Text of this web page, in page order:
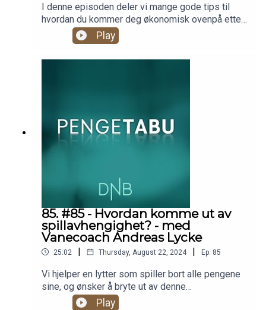
I denne episoden deler vi mange gode tips til
hvordan du kommer deg økonomisk ovenpå etter
mye pengebruk i ferien. En skikkelig
høstrengjøring av økonomien, rett og slett. Vi
deler også hvert vårt høydepunkt fra ferien, og
Play
85. #85 - Hvordan komme ut av
spillavhengighet? - med
Vanecoach Andreas Lycke
25:02 | Thursday, August 22, 2024 | Ep. 85
Vi hjelper en lytter som spiller bort alle pengene
sine, og ønsker å bryte ut av denne
avhengigheten. Vanecoach Andreas Lycke og Silje
Play